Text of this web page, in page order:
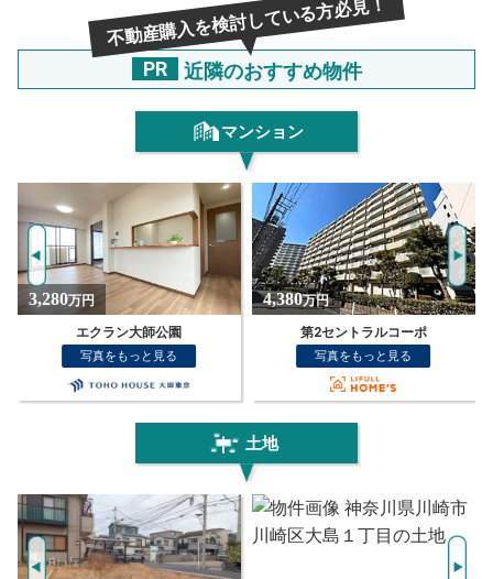
不動産購入を検討している方必見！
PR 近隣のおすすめ物件
マンション
4,380万円
第2セントラルコーポ
写真をもっと見る
5,798万円
ナイスアーバン川崎駅前通り
写真をもっと見る
土地